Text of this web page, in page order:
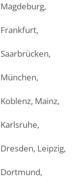
Mainz,
Leipzig,
Dortmund,